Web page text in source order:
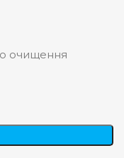
очищення